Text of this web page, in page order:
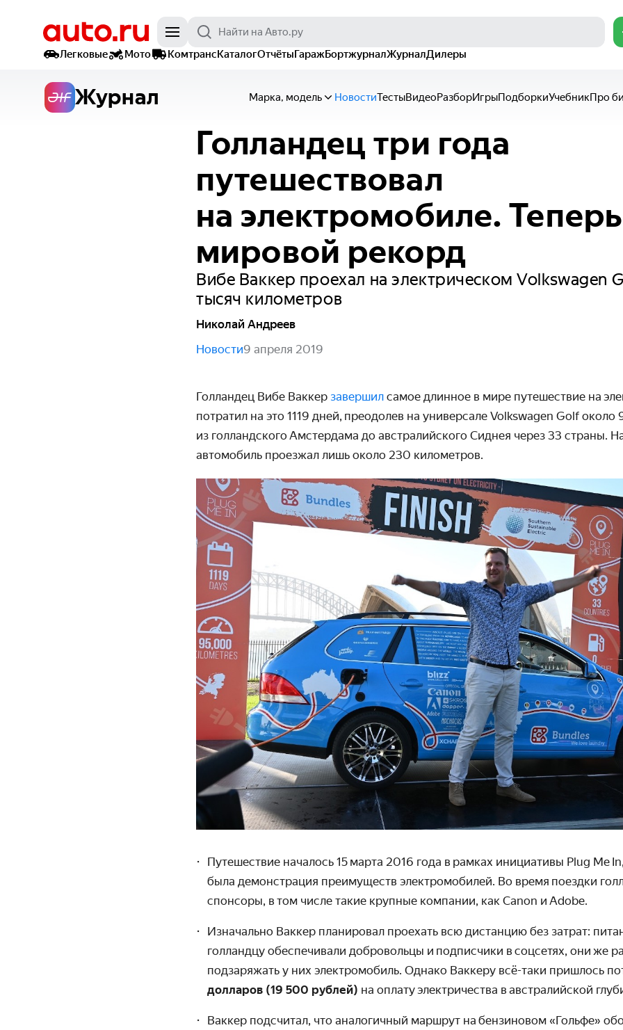
Легковые
Мото КомтрансКаталогОтчётыГаражБортжурналЖурналДилеры
Журнал Марка, модель НовостиТестыВидеоРазборИгрыПодборкиУчебникПро
Голландец три года
путешествовал
на электромобиле.
мировой рекорд
Вибе Ваккер проехал на электрическом Volkswagen
тысяч километров
Николай Андреев
Новости9 апреля 2019
Голландец Вибе Ваккер завершил самое длинное в мире путешествие на
потратил на это 1119 дней, преодолев на универсале Volkswagen Golf около
из голландского Амстердама до австралийского Сиднея через 33 страны.
автомобиль проезжал лишь около 230 километров.
Путешествие началось 15 марта 2016 года в рамках инициативы Plug Me
была демонстрация преимуществ электромобилей. Во время поездки
спонсоры, в том числе такие крупные компании, как Canon и Adobe.
Изначально Ваккер планировал проехать всю дистанцию без затрат:
голландцу обеспечивали добровольцы и подписчики в соцсетях, они же
подзаряжать у них электромобиль. Однако Ваккеру всё-таки пришлось
долларов (19 500 рублей) на оплату электричества в австралийской
Ваккер подсчитал, что аналогичный маршрут на бензиновом «Гольфе»